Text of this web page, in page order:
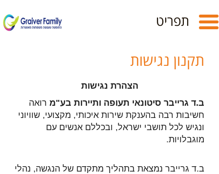
Toggle
navigation
תפריט
תקנון נגישות
הצהרת נגישות
ב.ד גרייבר סיטונאי תעופה ותיירות בע"מ רואה
חשיבות רבה בהענקת שירות איכותי, מקצועי, שוויוני
ונגיש לכל תושבי ישראל, ובכללם אנשים עם
מוגבלויות.
ב.ד גרייבר נמצאת בתהליך מתקדם של הנגשה, נהלי